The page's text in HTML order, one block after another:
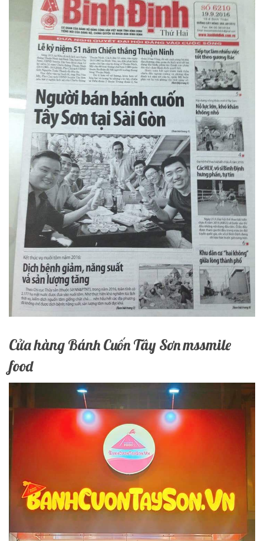
Cửa hàng Bánh Cuốn Tây Sơn mssmile
food